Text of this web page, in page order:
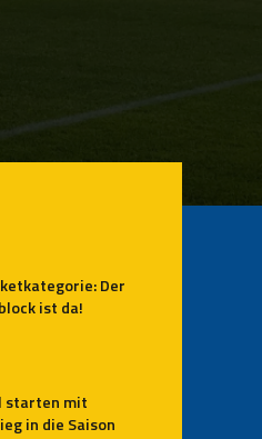
Der
ist da!
starten mit
in die Saison